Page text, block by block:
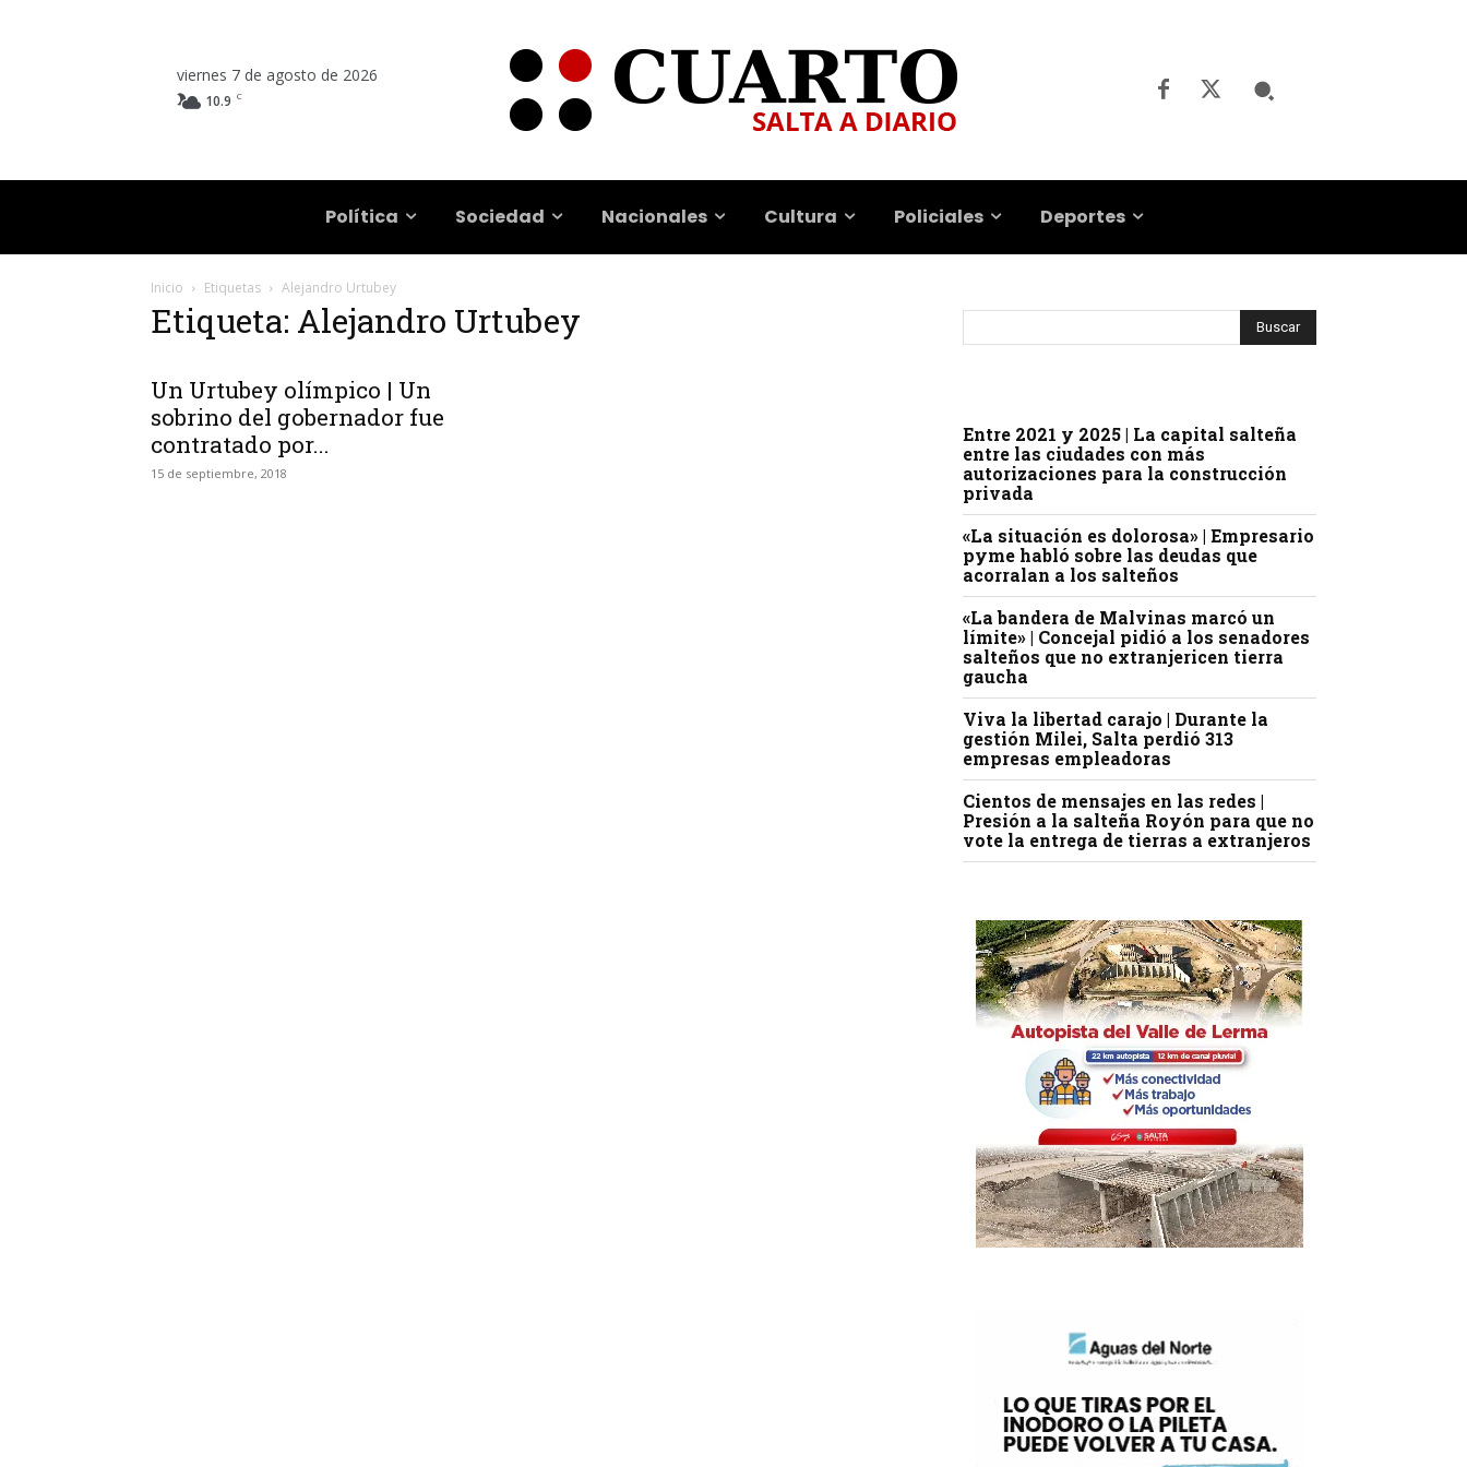
viernes 7 de agosto de 2026
10.9 C
Política Sociedad Nacionales Cultura Policiales Deportes
Inicio Etiquetas Alejandro Urtubey
Etiqueta: Alejandro Urtubey
Un Urtubey olímpico | Un
sobrino del gobernador fue
contratado por...
15 de septiembre, 2018
Entre 2021 y 2025 | La capital salteña
entre las ciudades con más
autorizaciones para la construcción
privada
«La situación es dolorosa» | Empresario
pyme habló sobre las deudas que
acorralan a los salteños
«La bandera de Malvinas marcó un
límite» | Concejal pidió a los senadores
salteños que no extranjericen tierra
gaucha
Viva la libertad carajo | Durante la
gestión Milei, Salta perdió 313
empresas empleadoras
Cientos de mensajes en las redes |
Presión a la salteña Royón para que no
vote la entrega de tierras a extranjeros